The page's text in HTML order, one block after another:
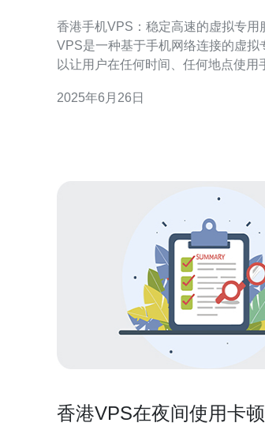
香港手机VPS：稳定高速的虚拟专用服
VPS是一种基于手机网络连接的虚拟
以让用户在任何时间、任何地点使用
越，是连接东亚和东南亚的重要枢纽
2025年6月26日
香港VPS在夜间使用卡